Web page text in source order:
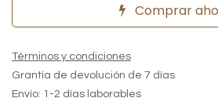
Comprar
Términos y condiciones
Grantía de devolución de 7 días
Envío: 1-2 días laborables